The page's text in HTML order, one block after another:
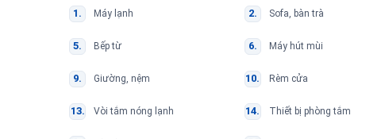
Máy lạnh Sofa, bàn trà
Bếp từ Máy hút mùi
Giường, nệm Rèm cửa
Vòi tắm nóng lạnh Thiết bị phòng tắm